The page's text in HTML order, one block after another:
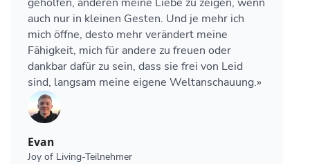
auch nur in kleinen Gesten. Und je mehr ich
mich öffne, desto mehr verändert meine
Fähigkeit, mich für andere zu freuen oder
dankbar dafür zu sein, dass sie frei von Leid
sind, langsam meine eigene Weltanschauung.»
Evan
Joy of Living-Teilnehmer